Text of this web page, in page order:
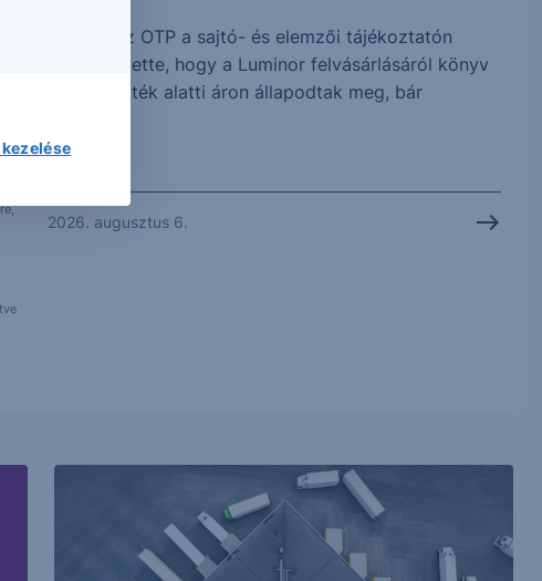
Tegnap az OTP a sajtó- és elemzői tájékoztatón
megerősítette, hogy a Luminor felvásárlásáról könyv
szerinti érték alatti áron állapodtak meg, bár
2026. augusztus 6.